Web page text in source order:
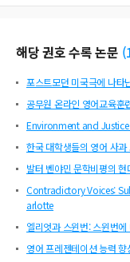
해당 권호 수록 논문 (
포스트모던 미국극에 나타
공무원 온라인 영어교육훈
Environment and
한국 대학생들의 영어 사
발터 벤야민 문학비평의 현
Contradictory Voices:
arlotte
엘리엇과 스윈번: 스윈번
영어 프레젠테이션 능력